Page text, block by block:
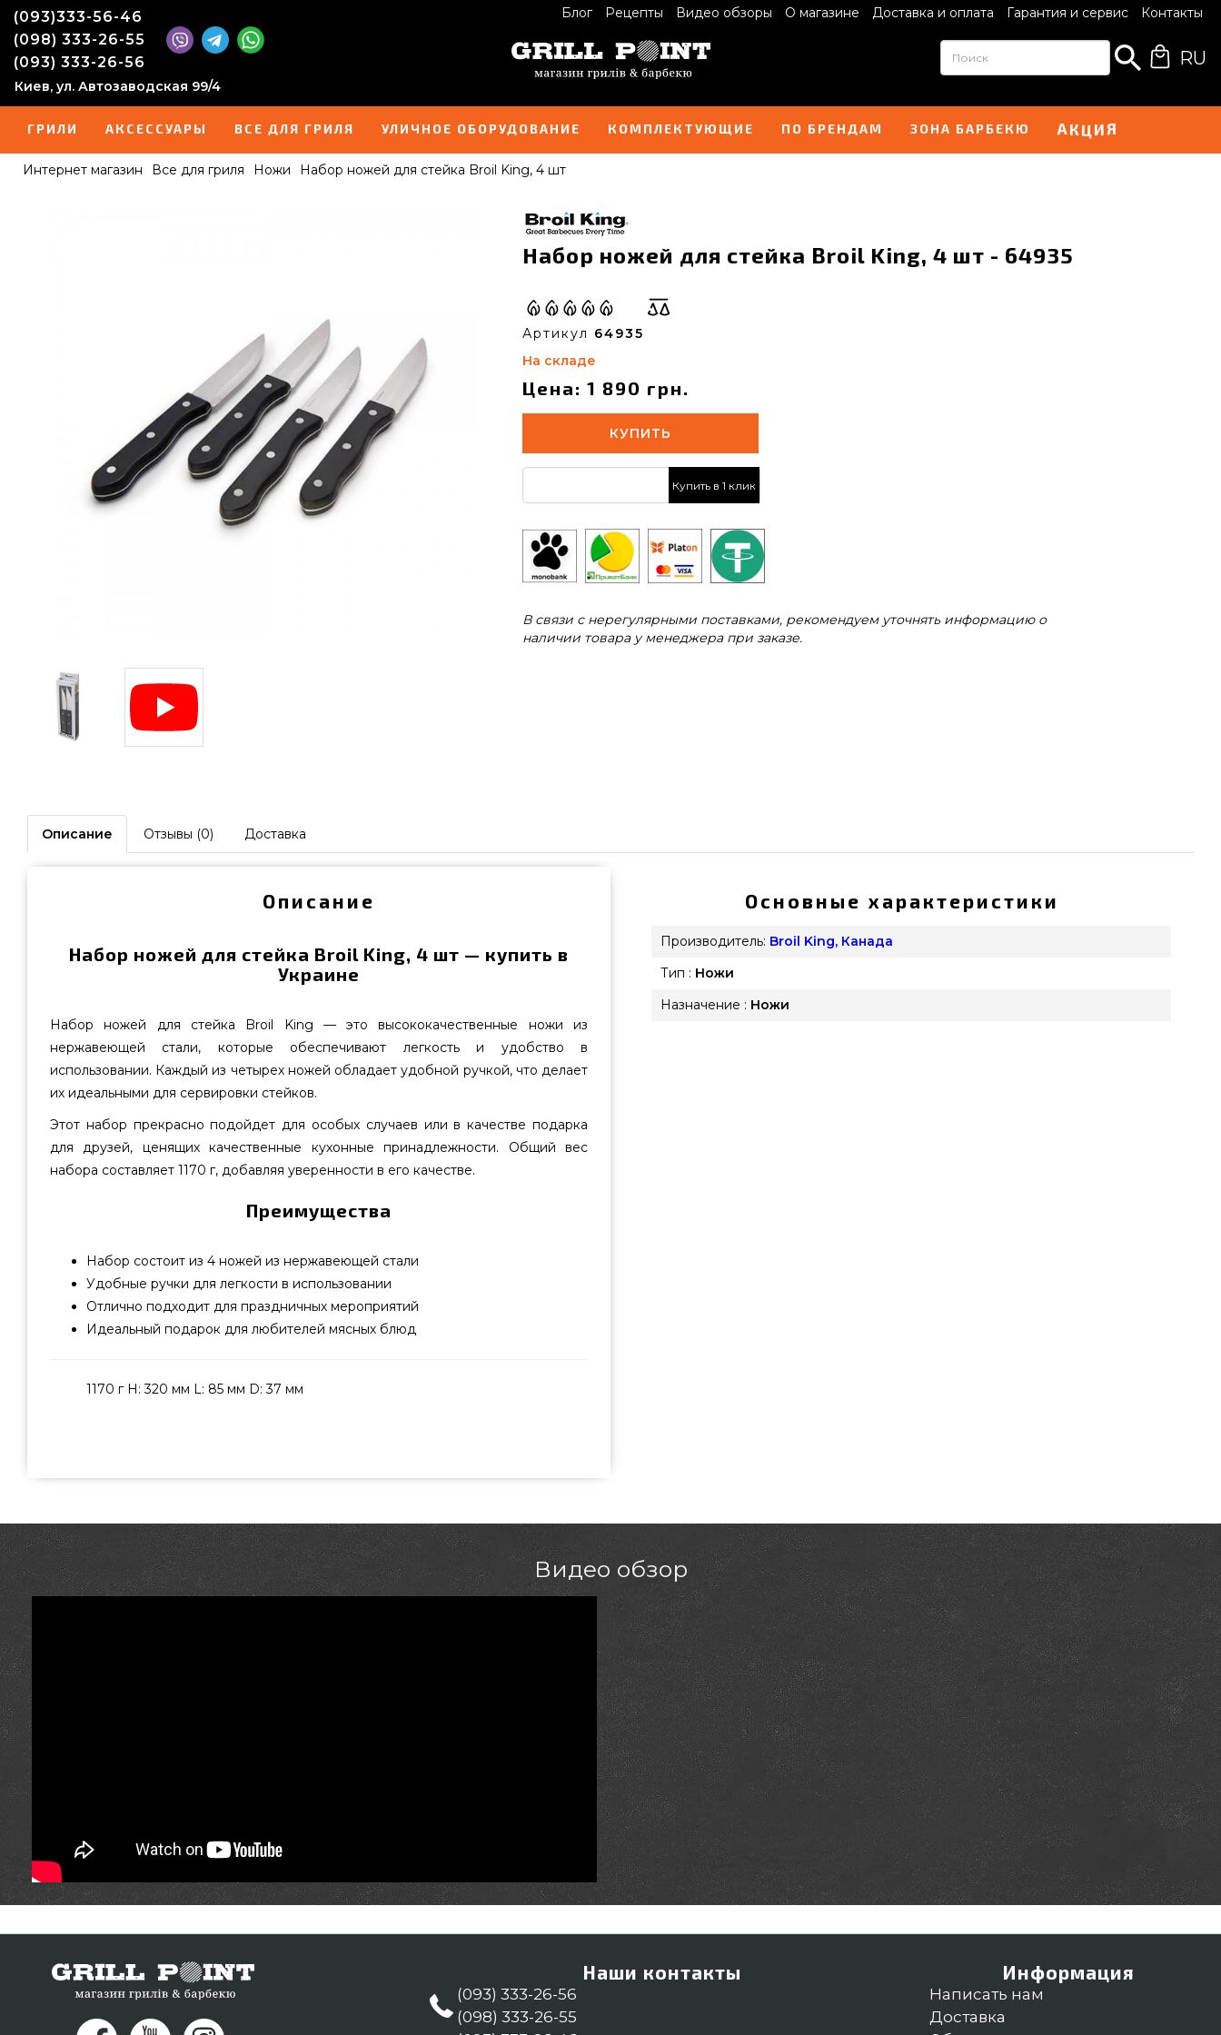
Блог Рецепты Видео обзоры О магазине Доставка и оплата Гарантия и сервис Контакты
(093)333-56-46
(098) 333-26-55
(093) 333-26-56
Киев, ул. Автозаводская 99/4
RU
ГРИЛИ АКСЕССУАРЫ ВСЕ ДЛЯ ГРИЛЯ УЛИЧНОЕ ОБОРУДОВАНИЕ КОМПЛЕКТУЮЩИЕ ПО БРЕНДАМ ЗОНА БАРБЕКЮ АКЦИЯ
Интернет магазин Все для гриля Ножи Набор ножей для стейка Broil King, 4 шт
Набор ножей для стейка Broil King, 4 шт - 64935
Артикул 64935
На складе
Цена: 1 890 грн.
КУПИТЬ
Купить в 1 клик
В связи с нерегулярными поставками, рекомендуем уточнять информацию о
наличии товара у менеджера при заказе.
Описание Отзывы (0) Доставка
Описание
Набор ножей для стейка Broil King, 4 шт — купить в
Украине
Набор ножей для стейка Broil King — это высококачественные ножи из
нержавеющей стали, которые обеспечивают легкость и удобство в
использовании. Каждый из четырех ножей обладает удобной ручкой, что делает
их идеальными для сервировки стейков.
Этот набор прекрасно подойдет для особых случаев или в качестве подарка
для друзей, ценящих качественные кухонные принадлежности. Общий вес
набора составляет 1170 г, добавляя уверенности в его качестве.
Преимущества
Набор состоит из 4 ножей из нержавеющей стали
Удобные ручки для легкости в использовании
Отлично подходит для праздничных мероприятий
Идеальный подарок для любителей мясных блюд
1170 г H: 320 мм L: 85 мм D: 37 мм
каталоге грилей и аксессуаров grillpoint.com.ua Взгляните и купите также Ножи в
доставим проживающим в городах: Днепропетровск, Харьков, Сумы
Основные характеристики
Производитель: Broil King, Канада
Тип : Ножи
Назначение : Ножи
Видео обзор
Наши контакты
(093) 333-26-56
(098) 333-26-55
Информация
Написать нам
Доставка